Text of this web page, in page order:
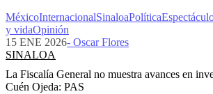
MéxicoInternacionalSinaloaPolítica
y vidaOpinión
15 ENE 2026- Oscar Flores
SINALOA
La Fiscalía General no muestra avances en
Cuén Ojeda: PAS